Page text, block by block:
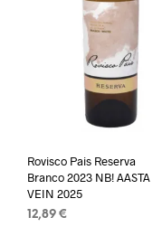
Rovisco Pais Reserva
Branco 2023 NB! AASTA
VEIN 2025
12,89 €